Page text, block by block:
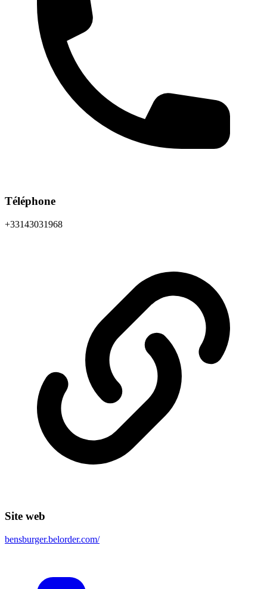
Téléphone
+33143031968
Site web
bensburger.belorder.com/